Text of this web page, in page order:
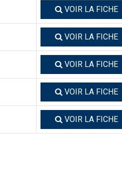
VOIR LA FICHE
VOIR LA FICHE
VOIR LA FICHE
VOIR LA FICHE
VOIR LA FICHE